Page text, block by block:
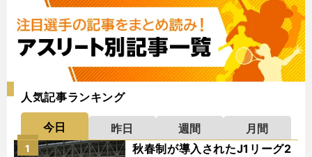
人気記事ランキング
今日 昨日 週間
月間
秋春制が導入されたJ1リーグ2
1